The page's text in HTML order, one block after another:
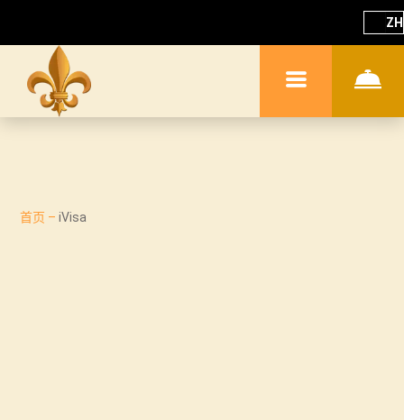
ZH
首页 –iVisa